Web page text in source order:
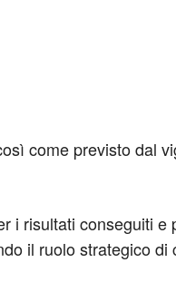
come previsto dal
i risultati conseguiti e
il ruolo strategico di